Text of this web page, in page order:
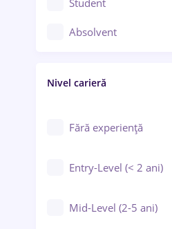
Controlul calității
Educație / Training /
Student
Absolvent
Nivel carieră
Fără experiență
Entry-Level (< 2 ani)
Mid-Level (2-5 ani)